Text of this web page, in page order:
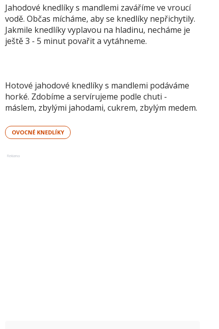
Jahodové knedlíky s mandlemi zaváříme ve vroucí
vodě. Občas mícháme, aby se knedlíky nepřichytily.
Jakmile knedlíky vyplavou na hladinu, necháme je
ještě 3 - 5 minut povařit a vytáhneme.
Hotové jahodové knedlíky s mandlemi podáváme
horké. Zdobíme a servírujeme podle chuti -
máslem, zbylými jahodami, cukrem, zbylým medem.
OVOCNÉ KNEDLÍKY
Reklama